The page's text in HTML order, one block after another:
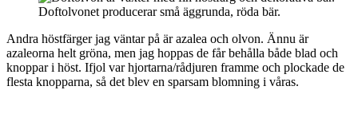
Doftolvonet producerar små äggrunda, röda bär.
Andra höstfärger jag väntar på är azalea och olvon. Ännu är
azaleorna helt gröna, men jag hoppas de får behålla både blad och
knoppar i höst. Ifjol var hjortarna/rådjuren framme och plockade de
flesta knopparna, så det blev en sparsam blomning i våras.